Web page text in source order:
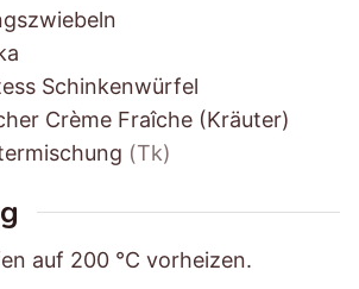
Schinkenwürfel
Crème Fraîche (Kräuter)
(Tk)
auf 200 °C vorheizen.